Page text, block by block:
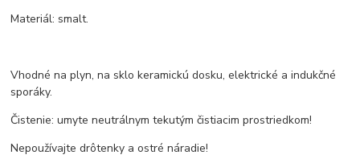
Materiál: smalt.
Vhodné na plyn, na sklo keramickú dosku, elektrické a indukčné
sporáky.
Čistenie: umyte neutrálnym tekutým čistiacim prostriedkom!
Nepoužívajte drôtenky a ostré náradie!